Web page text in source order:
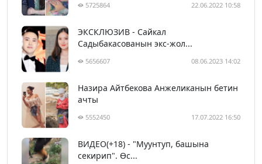
5725864 22.06.2022 10:58
ЭКСКЛЮЗИВ - Сайкал
Садыбакасованын экс-жол...
5656607 08.06.2023 14:02
Назира Айтбекова Анжеликанын бетин
ачты
5552450 17.07.2022 16:50
ВИДЕО(+18) - "Муунтуп, башына
секирип". Өс...